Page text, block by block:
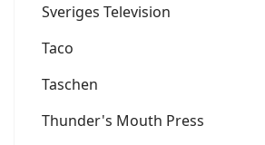
Sveriges Television
Taco
Taschen
Thunder's Mouth Press